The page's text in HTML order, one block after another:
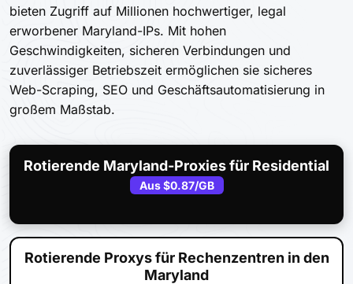
bieten Zugriff auf Millionen hochwertiger, legal
erworbener Maryland-IPs. Mit hohen
Geschwindigkeiten, sicheren Verbindungen und
zuverlässiger Betriebszeit ermöglichen sie sicheres
Web-Scraping, SEO und Geschäftsautomatisierung in
großem Maßstab.
Rotierende Maryland-Proxies für Residential
Aus$0.87/GB
Rotierende Proxys für Rechenzentren in den
Maryland